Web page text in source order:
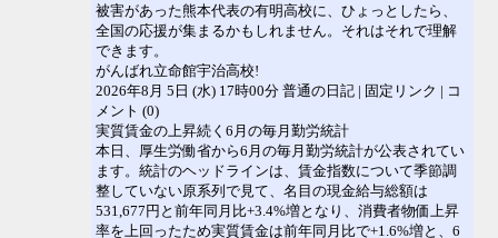
被害があった熊本代表の有明高校に、ひょっとしたら、
全国の応援が集まるかもしれません。それはそれで理解
できます。
がんばれ立命館宇治高校!
2026年8月 5日 (水) 17時00分 普通の日記 | 固定リンク | コ
メント (0)
実質賃金の上昇続く6月の毎月勤労統計
本日、厚生労働省から6月の毎月勤労統計が公表されてい
ます。統計のヘッドラインは、賃金指数について季節調
整していない原系列で見て、名目の現金給与総額は
531,677円と前年同月比+3.4%増となり、消費者物価上昇
率を上回ったため実質賃金は前年同月比で+1.6%増と、6